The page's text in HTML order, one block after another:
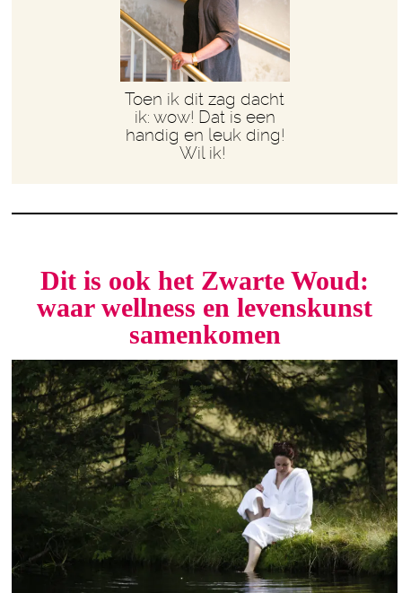
Toen ik dit zag dacht
ik: wow! Dat is een
handig en leuk ding!
Wil ik!
Dit is ook het Zwarte Woud:
waar wellness en levenskunst
samenkomen